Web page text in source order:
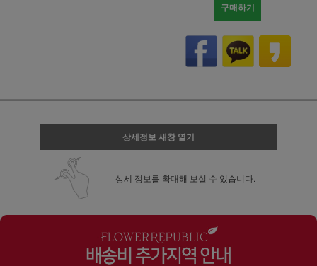
구매하기
상세정보 새창 열기
상세 정보를 확대해 보실 수 있습니다.